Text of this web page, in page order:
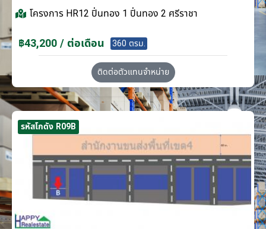
โครงการ HR12 ปิ่นทอง 1 ปิ่นทอง 2 ศรีราชา
฿43,200 / ต่อเดือน 360 ตรม.
ติดต่อตัวแทนจำหน่าย
รหัสโกดัง R09B